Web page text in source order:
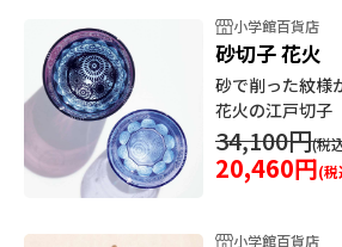
小学館百貨店
砂切子 花火
砂で削った紋様
花火の江戸切子
34,100円
20,460円
小学館百貨店